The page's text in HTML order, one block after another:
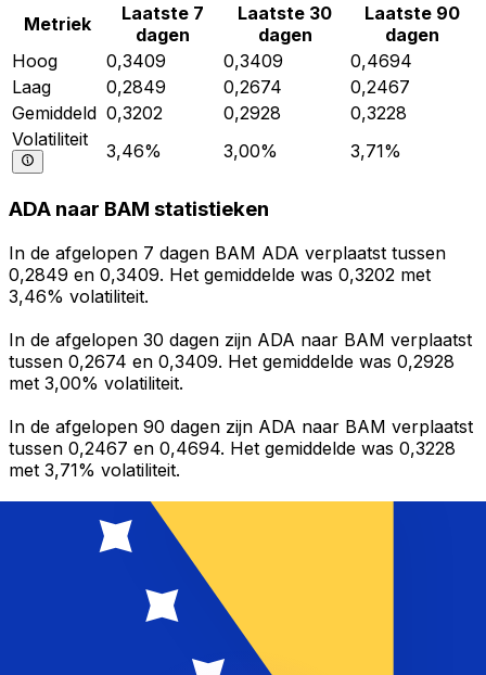
Metriek
Laatste 7
dagen
Laatste 30
dagen
Laatste 90
dagen
Hoog
0,3409 0,3409
0,4694
Laag
0,2849 0,2674
0,2467
Gemiddeld 0,3202 0,2928
0,3228
Volatiliteit
3,46% 3,00% 3,71%
ADA naar BAM statistieken
In de afgelopen 7 dagen BAM ADA verplaatst tussen
0,2849 en 0,3409. Het gemiddelde was 0,3202 met
3,46% volatiliteit.
In de afgelopen 30 dagen zijn ADA naar BAM verplaatst
tussen 0,2674 en 0,3409. Het gemiddelde was 0,2928
met 3,00% volatiliteit.
In de afgelopen 90 dagen zijn ADA naar BAM verplaatst
tussen 0,2467 en 0,4694. Het gemiddelde was 0,3228
met 3,71% volatiliteit.
Beheer je geld en je valuta onderweg
De Xe-app heeft alles wat je nodig hebt voor wereldwijde
geldtransfers en valutabeheer. Wissel valuta's om, stel
koerswaarschuwingen in en maak geld over naar het
buitenland zonder verborgen kosten. Download